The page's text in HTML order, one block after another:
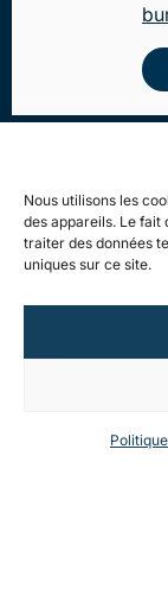
Nous utilisons les
des appareils. Le fait
traiter des données
uniques sur ce site.